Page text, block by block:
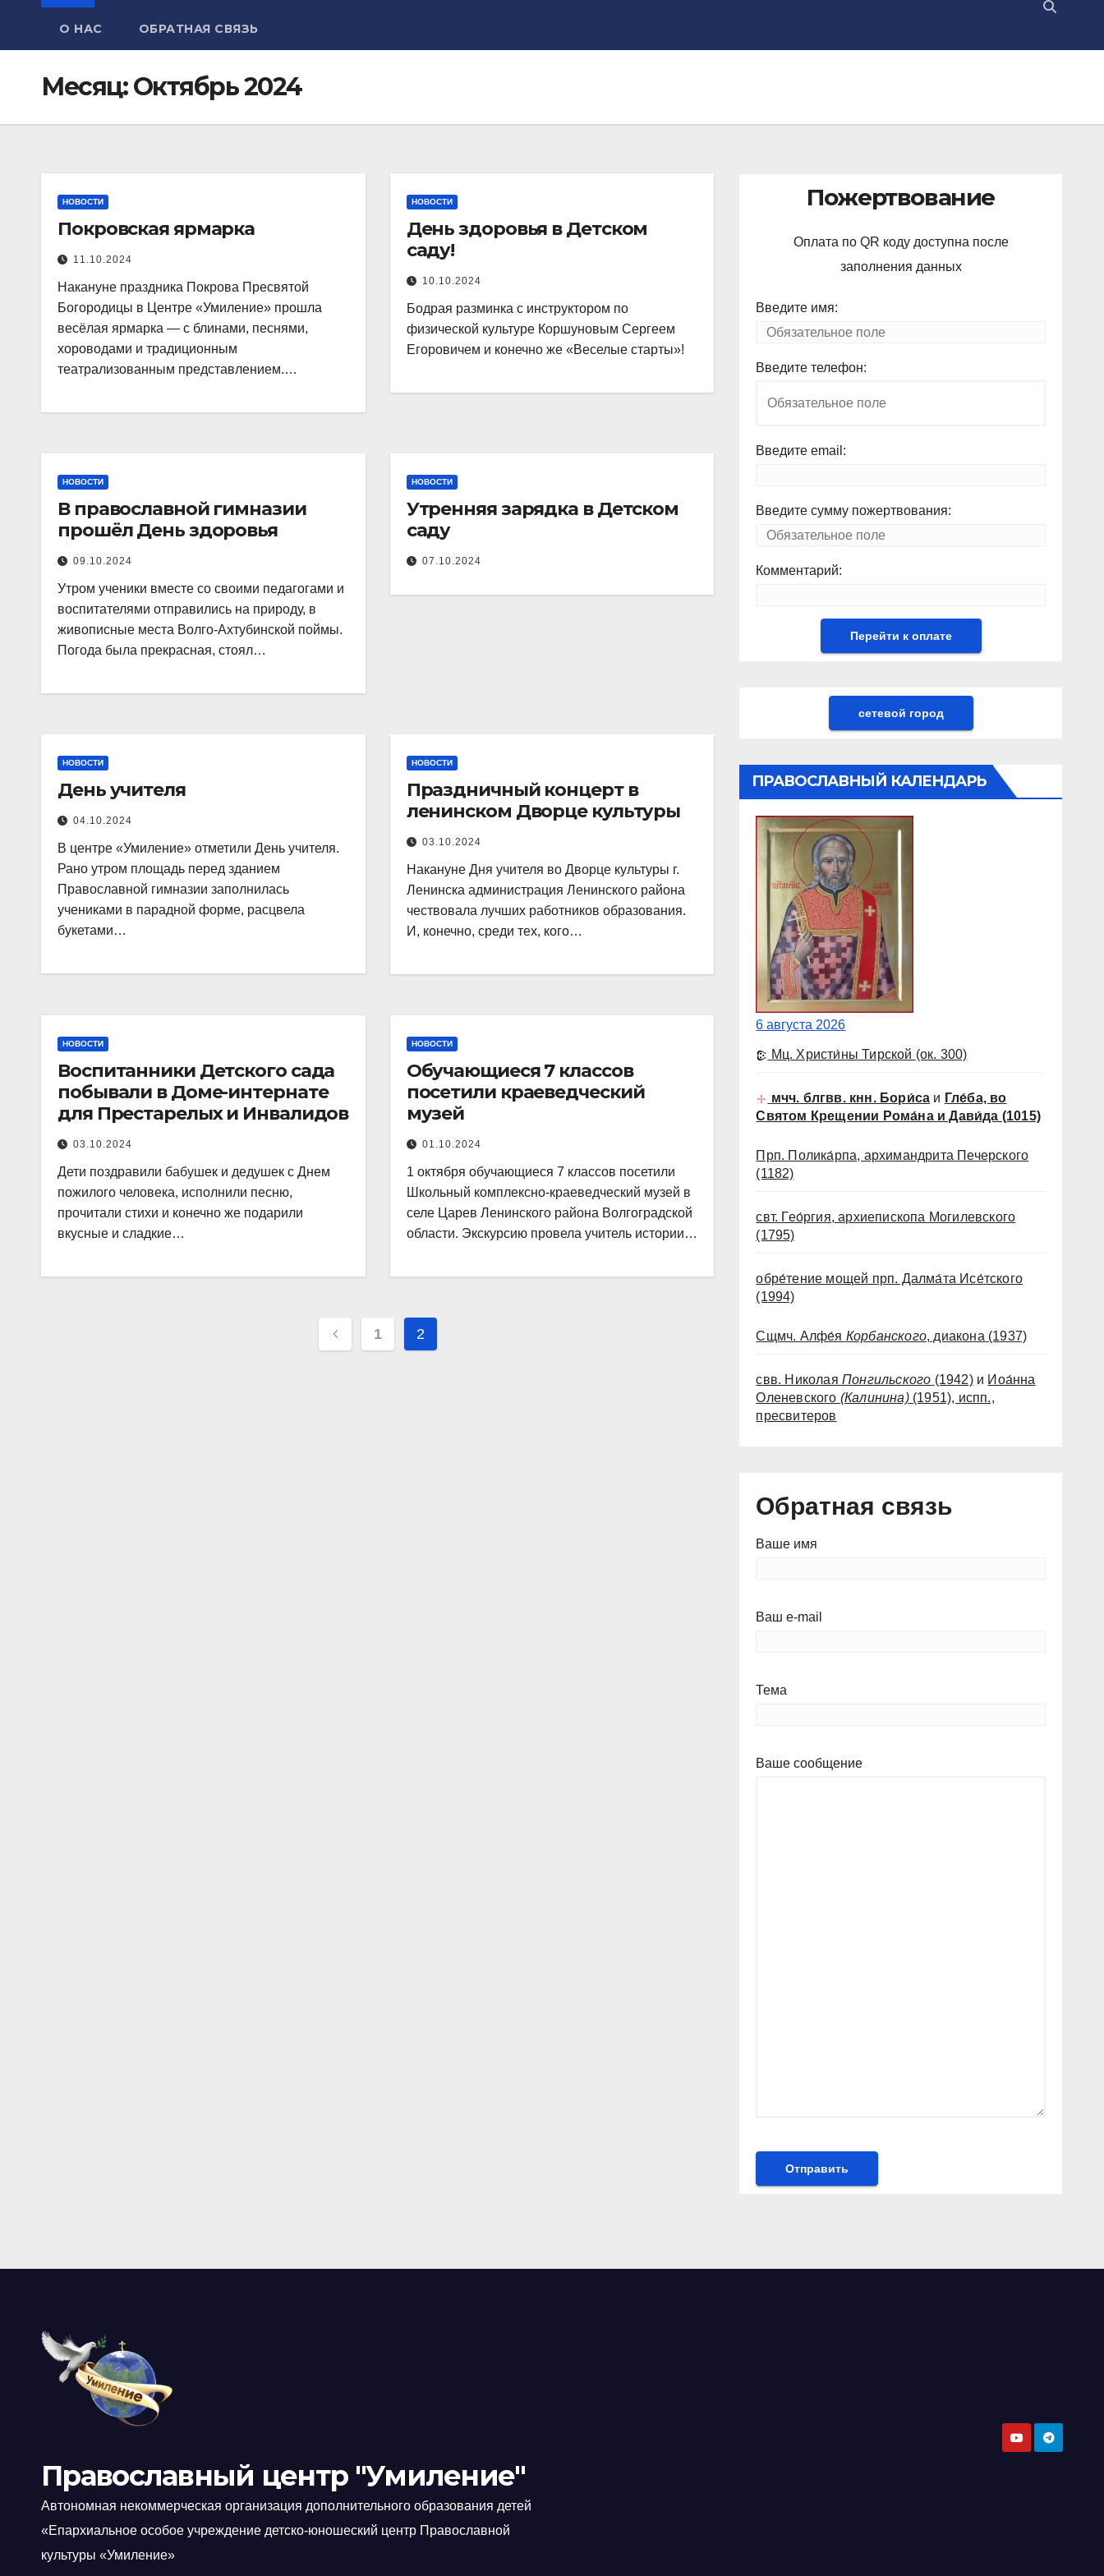
О НАС ОБРАТНАЯ СВЯЗЬ
Месяц:Октябрь 2024
НОВОСТИ
Покровская ярмарка
11.10.2024
Накануне праздника Покрова Пресвятой
Богородицы в Центре «Умиление» прошла
весёлая ярмарка — с блинами, песнями,
хороводами и традиционным
театрализованным представлением.…
НОВОСТИ
День здоровья в Детском
саду!
10.10.2024
Бодрая разминка с инструктором по
физической культуре Коршуновым Сергеем
Егоровичем и конечно же «Веселые старты»!
НОВОСТИ
В православной гимназии
прошёл День здоровья
09.10.2024
Утром ученики вместе со своими педагогами и
воспитателями отправились на природу, в
живописные места Волго-Ахтубинской поймы.
Погода была прекрасная, стоял…
НОВОСТИ
Утренняя зарядка в Детском
саду
07.10.2024
НОВОСТИ
День учителя
04.10.2024
В центре «Умиление» отметили День учителя.
Рано утром площадь перед зданием
Православной гимназии заполнилась
учениками в парадной форме, расцвела
букетами…
НОВОСТИ
Праздничный концерт в
ленинском Дворце культуры
03.10.2024
Накануне Дня учителя во Дворце культуры г.
Ленинска администрация Ленинского района
чествовала лучших работников образования.
И, конечно, среди тех, кого…
НОВОСТИ
Воспитанники Детского сада
побывали в Доме-интернате
для Престарелых и Инвалидов
03.10.2024
Дети поздравили бабушек и дедушек с Днем
пожилого человека, исполнили песню,
прочитали стихи и конечно же подарили
вкусные и сладкие…
НОВОСТИ
Обучающиеся 7 классов
посетили краеведческий
музей
01.10.2024
1 октября обучающиеся 7 классов посетили
Школьный комплексно-краеведческий музей в
селе Царев Ленинского района Волгоградской
области. Экскурсию провела учитель истории…
Навигация
1 2
Пожертвование
Оплата по QR коду доступна после
заполнения данных
Введите имя:
Введите телефон:
Введите email:
Введите сумму пожертвования:
Комментарий:
сетевой город
ПРАВОСЛАВНЫЙ КАЛЕНДАРЬ
6 августа 2026
Мц. Христи́ны Тирской (ок. 300)
мчч. блгвв. кнн. Бори́са и Гле́ба, во
Святом Крещении Рома́на и Дави́да (1015)
Прп. Полика́рпа, архимандрита Печерского
(1182)
свт. Гео́ргия, архиепископа Могилевского
(1795)
обре́тение мощей прп. Далма́та Исе́тского
(1994)
Сщмч. Алфе́я Корбанского, диакона (1937)
свв. Николая Понгильского (1942)и Иоа́нна
Оленевского (Калинина) (1951), испп.,
пресвитеров
Обратная связь
Ваше имя
Ваш e-mail
Тема
Ваше сообщение
Православный центр "Умиление"
Автономная некоммерческая организация дополнительного образования детей
«Епархиальное особое учреждение детско-юношеский центр Православной
культуры «Умиление»